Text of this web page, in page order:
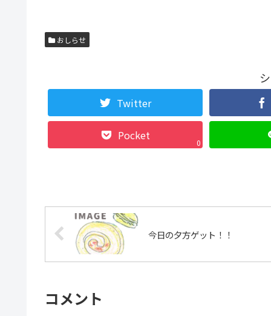
おしらせ
Twitter
Pocket
0
今日の夕方ゲット！！
コメント